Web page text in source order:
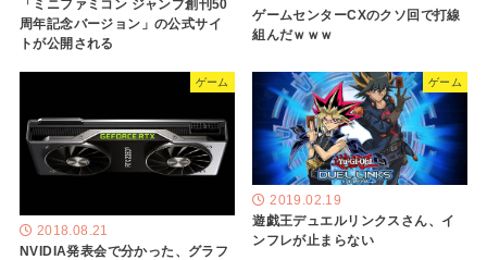
「ミニファミコン ジャンプ創刊50
周年記念バージョン」の公式サイ
トが公開される
ゲームセンターCXのクソ回で打線
組んだｗｗｗ
ゲーム
2018.08.21
NVIDIA発表会で分かった、グラフ
ゲーム
2019.02.19
遊戯王デュエルリンクスさん、イ
ンフレが止まらない